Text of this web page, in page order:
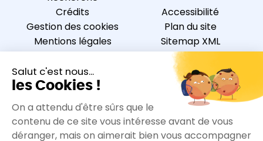
Crédits
Gestion des cookies
Mentions légales
Protections des
données personnelles
Accessibilité
Plan du site
Sitemap XML
Flux RSS
Nous contacter
S’inscrire à la newsletter